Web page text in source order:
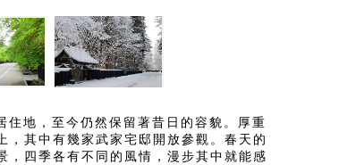
住地，至今仍然保留著昔日的容貌。厚重
其中有幾家武家宅邸開放參觀。春天的
，四季各有不同的風情，漫步其中就能感